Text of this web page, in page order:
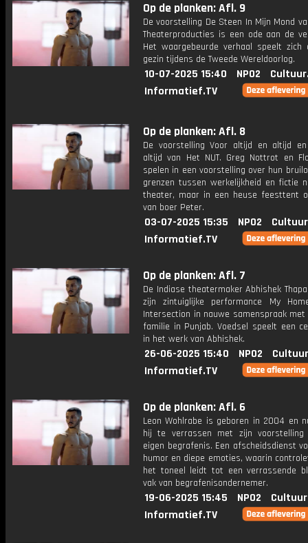
Op de planken: Afl. 9
De voorstelling De Steen In Mijn Mond
Theaterproducties is een ode aan de
Het waargebeurde verhaal speelt
gezin tijdens de Tweede Wereldoorlog.
10-07-2025 15:40 NPO2
Informatief.TV
Op de planken: Afl. 8
De voorstelling Voor altijd en altijd
altijd van Het NUT. Greg Nottrot en
spelen in een voorstelling over hun
grenzen tussen werkelijkheid en fictie
theater, maar in een heuse feesttent
van boer Peter.
03-07-2025 15:35 NPO2
Informatief.TV
Op de planken: Afl. 7
De Indiase theatermaker Abhishek
zijn zintuiglijke performance My
Intersection in nauwe samenspraak met
familie in Punjab. Voedsel speelt een
in het werk van Abhishek.
26-06-2025 15:40 NPO2
Informatief.TV
Op de planken: Afl. 6
Leon Wohlrabe is geboren in 2004 en
hij te verrassen met zijn voorstelling
eigen begrafenis. Een afscheidsdienst
humor en diepe emoties, waarin
het toneel leidt tot een verrassende
vak van begrafenisondernemer.
19-06-2025 15:45 NPO2
Informatief.TV